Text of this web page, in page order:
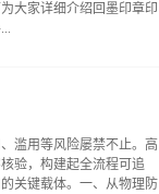
础材质，质感和坚固度相
异，是大家在日常使用中
色。普通光敏印章的印迹
浅不一的问题，尤...
大家详细介绍回墨印章印
前，需做好基础防护和准
。首先，准备一块干净的
次，洗手并擦干，或佩戴
，将印章放置在平稳的桌
意，拆解前可在废纸上轻
情况，同时也能避免后续
滥用等风险屡禁不止。高
验，构建起全流程可追
关键载体。一、从物理防